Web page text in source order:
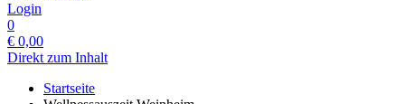
Login
0
€ 0,00
Direkt zum Inhalt
Startseite